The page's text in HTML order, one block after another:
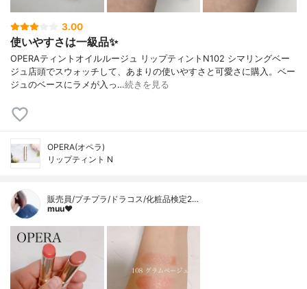
3.00
使いやすさは一級品✨
OPERAティントオイルルージュ リップティントN102 シマリングベー
ジュ店頭でスウォッチして、あまりの使いやすさと可愛さに購入。ベー
ジュのベースにラメが入っ…続きを見る
OPERA(オペラ)
リップティント N
販売員/プチプラ/ドラコス/化粧品検定2…
muu❤︎